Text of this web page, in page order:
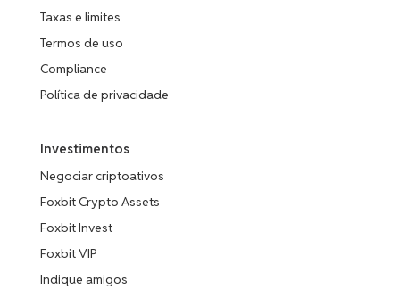
Taxas e limites
Termos de uso
Compliance
Política de privacidade
Investimentos
Negociar criptoativos
Foxbit Crypto Assets
Foxbit Invest
Foxbit VIP
Indique amigos